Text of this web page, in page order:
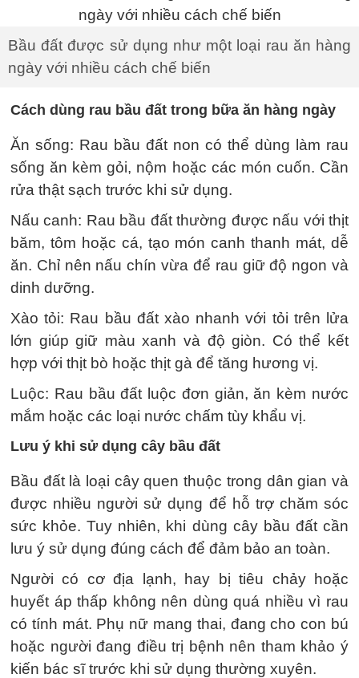
Bầu đất được sử dụng như một loại rau ăn hàng
ngày với nhiều cách chế biến
Cách dùng rau bầu đất trong bữa ăn hàng ngày
Ăn sống: Rau bầu đất non có thể dùng làm rau
sống ăn kèm gỏi, nộm hoặc các món cuốn. Cần
rửa thật sạch trước khi sử dụng.
Nấu canh: Rau bầu đất thường được nấu với thịt
băm, tôm hoặc cá, tạo món canh thanh mát, dễ
ăn. Chỉ nên nấu chín vừa để rau giữ độ ngon và
dinh dưỡng.
Xào tỏi: Rau bầu đất xào nhanh với tỏi trên lửa
lớn giúp giữ màu xanh và độ giòn. Có thể kết
hợp với thịt bò hoặc thịt gà để tăng hương vị.
Luộc: Rau bầu đất luộc đơn giản, ăn kèm nước
mắm hoặc các loại nước chấm tùy khẩu vị.
Lưu ý khi sử dụng cây bầu đất
Bầu đất là loại cây quen thuộc trong dân gian và
được nhiều người sử dụng để hỗ trợ chăm sóc
sức khỏe. Tuy nhiên, khi dùng cây bầu đất cần
lưu ý sử dụng đúng cách để đảm bảo an toàn.
Người có cơ địa lạnh, hay bị tiêu chảy hoặc
huyết áp thấp không nên dùng quá nhiều vì rau
có tính mát. Phụ nữ mang thai, đang cho con bú
hoặc người đang điều trị bệnh nên tham khảo ý
kiến bác sĩ trước khi sử dụng thường xuyên.